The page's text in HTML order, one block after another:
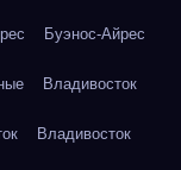
Буэнос-Айрес
Владивосток
Владивосток